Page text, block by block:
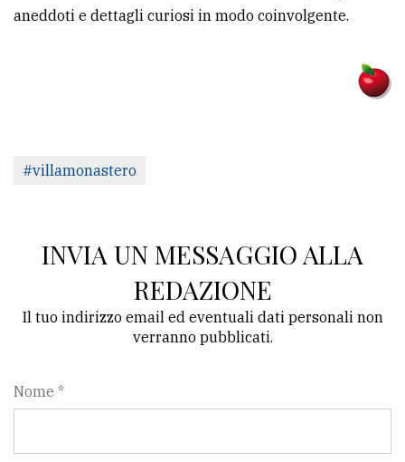
aneddoti e dettagli curiosi in modo coinvolgente.
#villamonastero
INVIA UN MESSAGGIO ALLA
REDAZIONE
Il tuo indirizzo email ed eventuali dati personali non
verranno pubblicati.
Nome *